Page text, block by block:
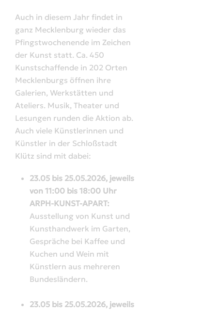
Auch in diesem Jahr findet in
ganz Mecklenburg wieder das
Pfingstwochenende im Zeichen
der Kunst statt. Ca. 450
Kunstschaffende in 202 Orten
Mecklenburgs öffnen ihre
Galerien, Werkstätten und
Ateliers. Musik, Theater und
Lesungen runden die Aktion ab.
Auch viele Künstlerinnen und
Künstler in der Schloßstadt
Klütz sind mit dabei:
23.05 bis 25.05.2026, jeweils
von 11:00 bis 18:00 Uhr
ARPH-KUNST-APART:
Ausstellung von Kunst und
Kunsthandwerk im Garten,
Gespräche bei Kaffee und
Kuchen und Wein mit
Künstlern aus mehreren
Bundesländern.
23.05 bis 25.05.2026, jeweils